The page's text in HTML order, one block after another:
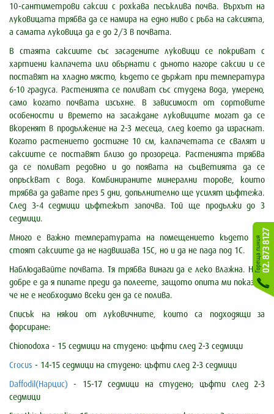
10-сантиметрови саксии с рохкава песъклива почва. Върхът на
луковицата трябва да се намира на едно ниво с ръба на саксията,
а самата луковица да е до 2/3 в почвата.
В стаята саксиите със засадените луковици се покриват с
хартиени калпачета или обърнати с дъното нагоре саксии и се
поставят на хладно място, където се държат при температура
6-10 градуса. Растенията се поливат със студена вода, умерено,
само когато почвата изсъхне. В зависимост от сортовите
особености и времето на засаждане луковиците могат да се
вкоренят в продължение на 2-3 месеца, след което да израснат.
Когато растението достигне 10 см, калпачетата се свалят и
саксиите се поставят близо до прозореца. Растенията трябва
да се поливат редовно и до появата на съцветията да се
опръскват с вода. Комбинираните минерални торове, които
трябва да давате през 5 дни, допълнително ще усилят цъфтежа.
След 3-4 седмици цъфтежът започва. Той ще продължи до 3
седмици.
Много е важно температурата на помещението където ще
стоят саксиите да не надвишава 15С, но и да не пада под 1С.
Наблюдавайте почвата. Тя трябва винаги да е леко влажна. Най-
добре е да я пипате преди да полеете, защото опита ми показва,
че не е необходимо всеки ден да се полива.
Списък на някои от луковичните, които са подходящи за
форсиране:
Chionodoxa - 15 седмици на студено: цъфти след 2-3 седмици
Crocus - 14-15 седмици на студено: цъфти след 2-3 седмици
Daffodil(Нарцис) - 15-17 седмици на студено; цъфти след 2-3
седмици